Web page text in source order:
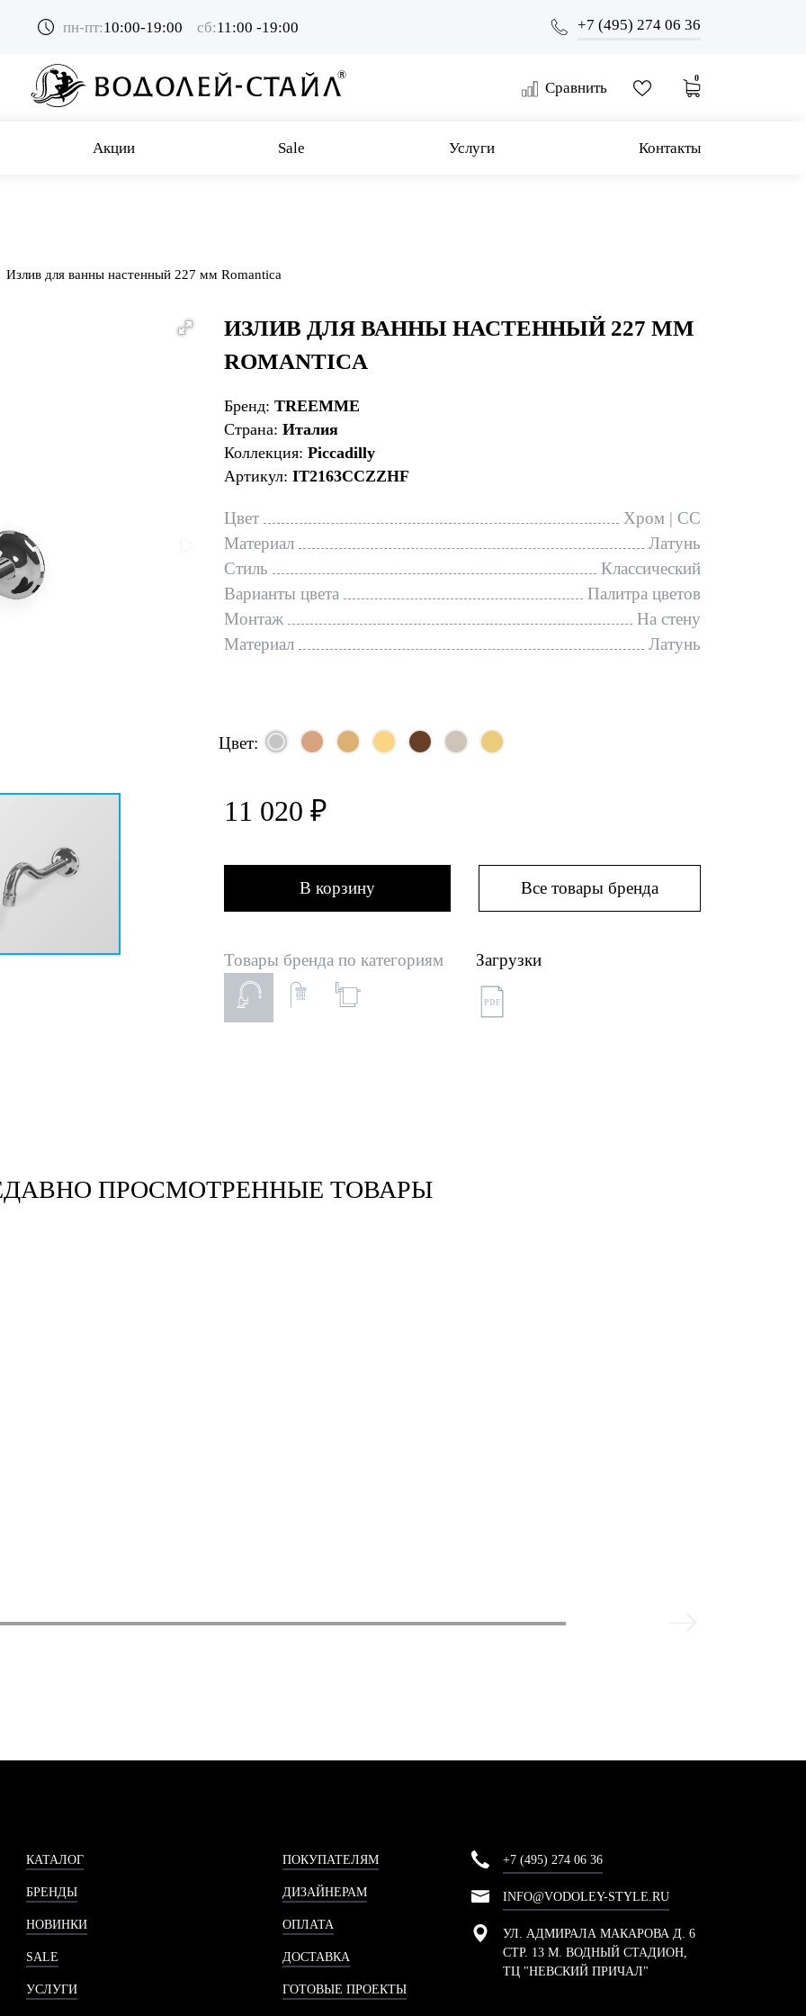
пн-пт:10:00-19:00 сб:11:00 -19:00 +7 (495) 274 06 36
Сравнить
0
Акции Sale Услуги Контакты
Излив для ванны настенный 227 мм Romantica
ИЗЛИВ ДЛЯ ВАННЫ НАСТЕННЫЙ 227 ММ
ROMANTICA
Бренд: TREEMME
Страна: Италия
Коллекция: Piccadilly
Артикул: IT2163CCZZHF
Цвет
Хром | CC
Материал
Латунь
Стиль
Классический
Варианты цвета
Палитра цветов
Монтаж
На стену
Материал
Латунь
Цвет:
11 020 ₽
В корзину Все товары бренда
Товары бренда по категориям Загрузки
PDF
ПРОСМОТРЕННЫЕ ТОВАРЫ
КАТАЛОГ
БРЕНДЫ
НОВИНКИ
SALE
УСЛУГИ
ПОКУПАТЕЛЯМ
ДИЗАЙНЕРАМ
ОПЛАТА
ДОСТАВКА
ГОТОВЫЕ ПРОЕКТЫ
+7 (495) 274 06 36
INFO@VODOLEY-STYLE.RU
УЛ. АДМИРАЛА МАКАРОВА Д. 6
СТР. 13 М. ВОДНЫЙ СТАДИОН,
ТЦ "НЕВСКИЙ ПРИЧАЛ"